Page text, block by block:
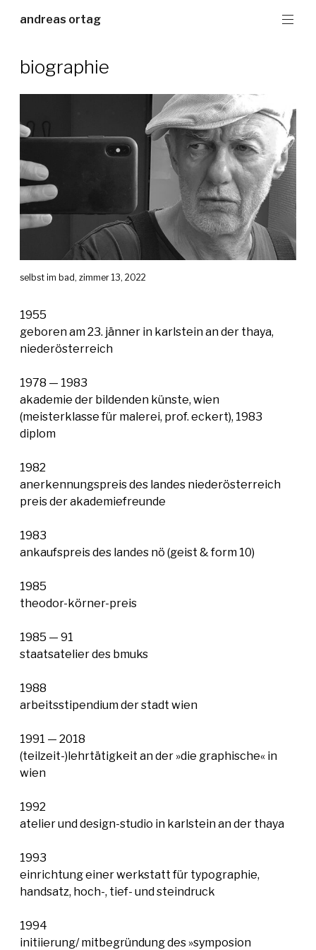
Inhalt
andreas ortag
biographie
selbst im bad, zimmer 13, 2022
1955
geboren am 23. jänner in karlstein an der thaya,
niederösterreich
1978 — 1983
akademie der bildenden künste, wien
(meisterklasse für malerei, prof. eckert), 1983
diplom
1982
anerkennungspreis des landes niederösterreich
preis der akademiefreunde
1983
ankaufspreis des landes nö (geist & form 10)
1985
theodor-körner-preis
1985 — 91
staatsatelier des bmuks
1988
arbeitsstipendium der stadt wien
1991 — 2018
(teilzeit-)lehrtätigkeit an der »die graphische« in
wien
1992
atelier und design-studio in karlstein an der thaya
1993
einrichtung einer werkstatt für typographie,
handsatz, hoch-, tief- und steindruck
1994
initiierung/ mitbegründung des »symposion